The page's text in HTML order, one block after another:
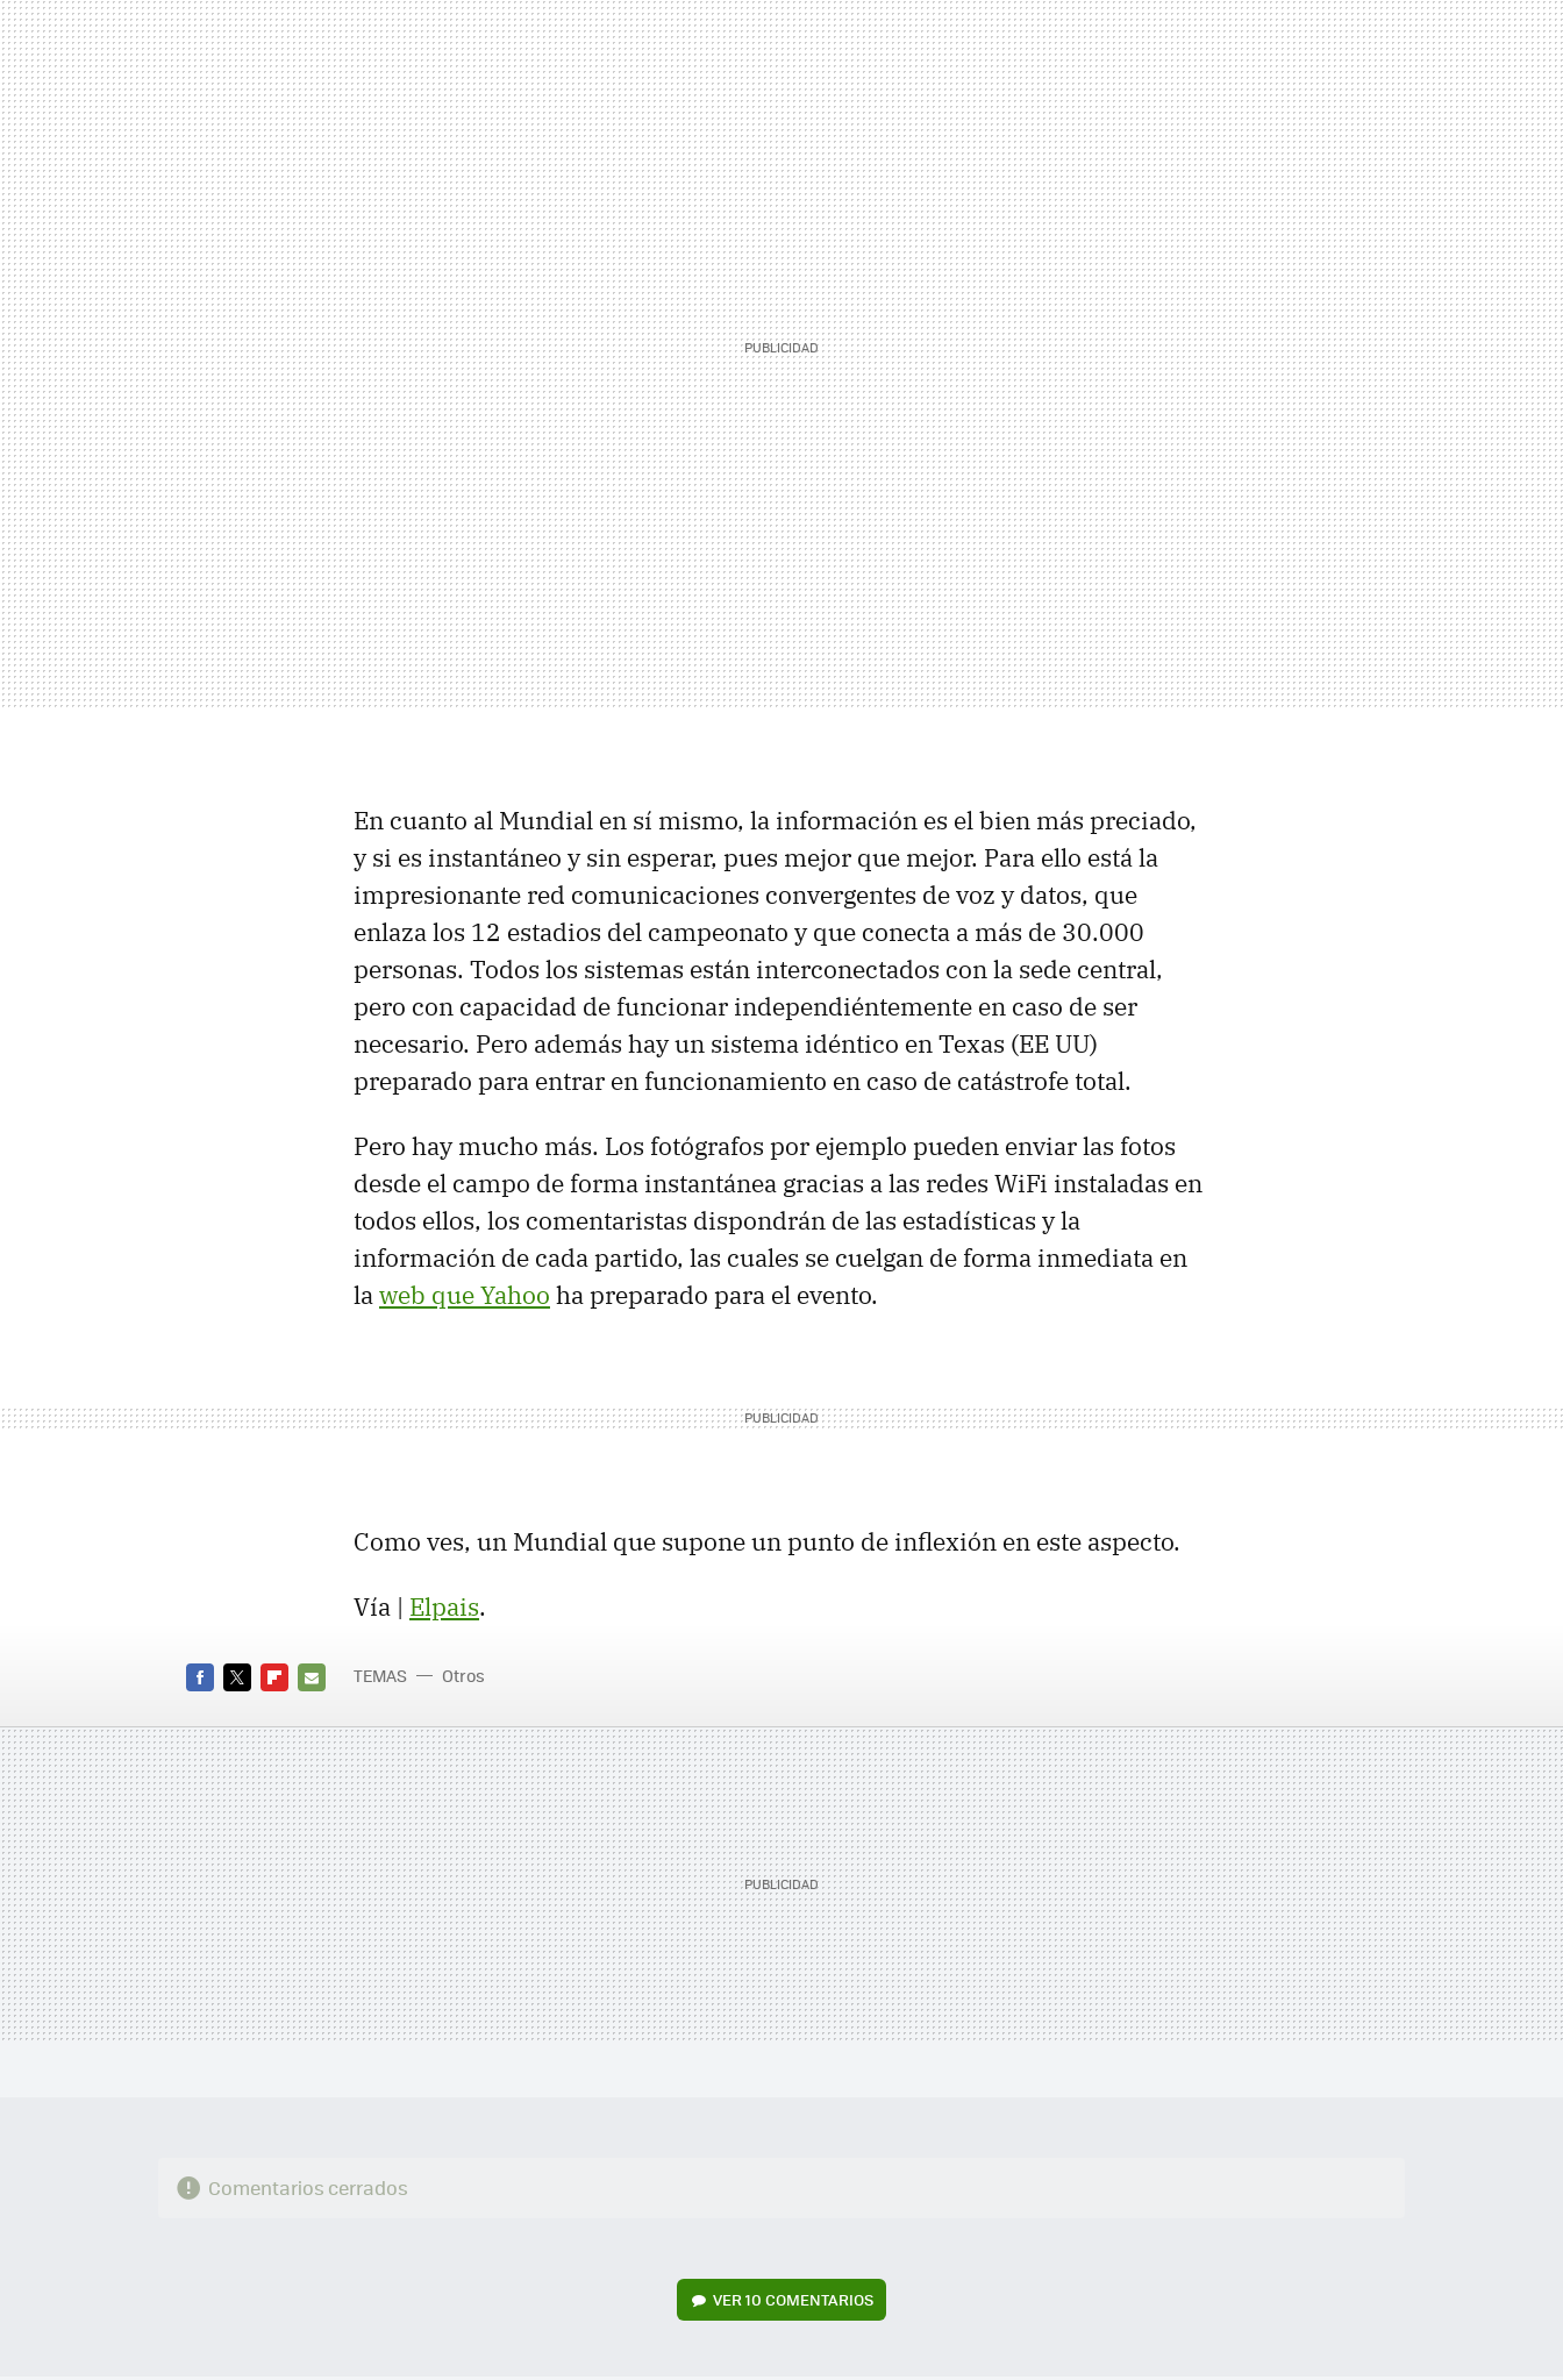
En cuanto al Mundial en sí mismo, la información es el bien más preciado,
y si es instantáneo y sin esperar, pues mejor que mejor. Para ello está la
impresionante red comunicaciones convergentes de voz y datos, que
enlaza los 12 estadios del campeonato y que conecta a más de 30.000
personas. Todos los sistemas están interconectados con la sede central,
pero con capacidad de funcionar independiéntemente en caso de ser
necesario. Pero además hay un sistema idéntico en Texas (EE UU)
preparado para entrar en funcionamiento en caso de catástrofe total.
Pero hay mucho más. Los fotógrafos por ejemplo pueden enviar las fotos
desde el campo de forma instantánea gracias a las redes WiFi instaladas en
todos ellos, los comentaristas dispondrán de las estadísticas y la
información de cada partido, las cuales se cuelgan de forma inmediata en
laweb que Yahoo ha preparado para el evento.
Como ves, un Mundial que supone un punto de inflexión en este aspecto.
Vía | Elpais.
MAIL
TEMAS Otros
Comentarios cerrados
VER10 COMENTARIOS